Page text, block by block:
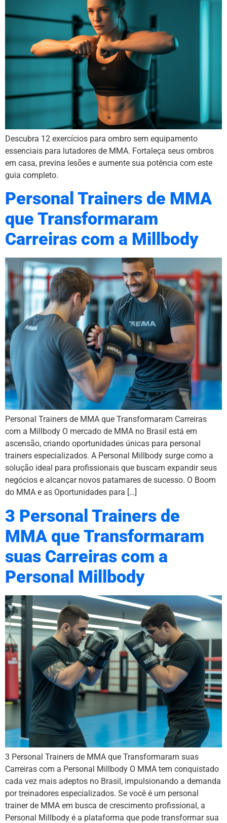
Descubra 12 exercícios para ombro sem equipamento
essenciais para lutadores de MMA. Fortaleça seus ombros
em casa, previna lesões e aumente sua potência com este
guia completo.
Personal Trainers de MMA
que Transformaram
Carreiras com a Millbody
Personal Trainers de MMA que Transformaram Carreiras
com a Millbody O mercado de MMA no Brasil está em
ascensão, criando oportunidades únicas para personal
trainers especializados. A Personal Millbody surge como a
solução ideal para profissionais que buscam expandir seus
negócios e alcançar novos patamares de sucesso. O Boom
do MMA e as Oportunidades para […]
3 Personal Trainers de
MMA que Transformaram
suas Carreiras com a
Personal Millbody
3 Personal Trainers de MMA que Transformaram suas
Carreiras com a Personal Millbody O MMA tem conquistado
cada vez mais adeptos no Brasil, impulsionando a demanda
por treinadores especializados. Se você é um personal
trainer de MMA em busca de crescimento profissional, a
Personal Millbody é a plataforma que pode transformar sua